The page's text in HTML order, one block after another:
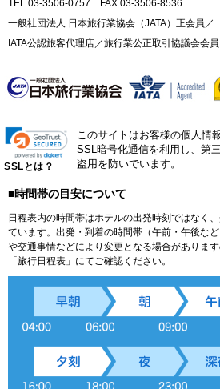
TEL 03-3506-0757 FAX 03-3506-8536
一般社団法人 日本旅行業協会（JATA）正会員／
IATA公認旅客代理店／旅行業公正取引協議会会員
SSLとは？
このサイトはお客様の個人情
SSL暗号化通信を利用し、第
盗用を防いでいます。
■時間帯の目安について
日程表内の時間帯はホテルの出発時刻ではなく
ています。出発・到着の時間帯（午前・午後な
や交通事情などにより変更となる場合がありま
「旅行日程表」にてご確認ください。